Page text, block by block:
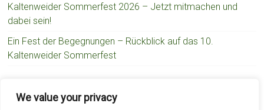
We value your privacy
Kaltenweider Sommerfest 2026 – Jetzt mitmachen und
dabei sein!
Ein Fest der Begegnungen – Rückblick auf das 10.
Kaltenweider Sommerfest
Neueste Kommentare